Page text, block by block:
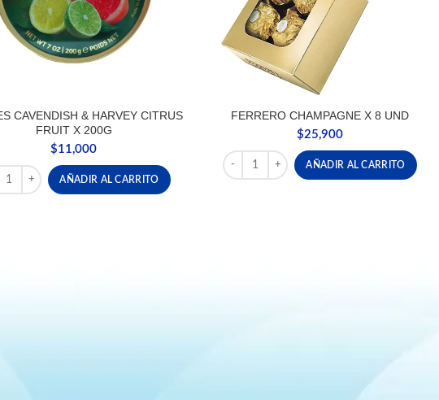
CAVENDISH & HARVEY CITRUS
FRUIT X 200G
$11,000
CAVENDISH & HARVEY CITRUS FRUIT X 200G cantidad
AÑADIR AL CARRITO
FERRERO CHAMPAGNE X 8 UND
$25,900
FERRERO CHAMPAGNE X 8 UND cantidad
AÑADIR AL CARRITO